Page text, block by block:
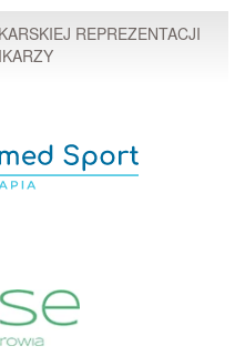
REPREZENTACJI